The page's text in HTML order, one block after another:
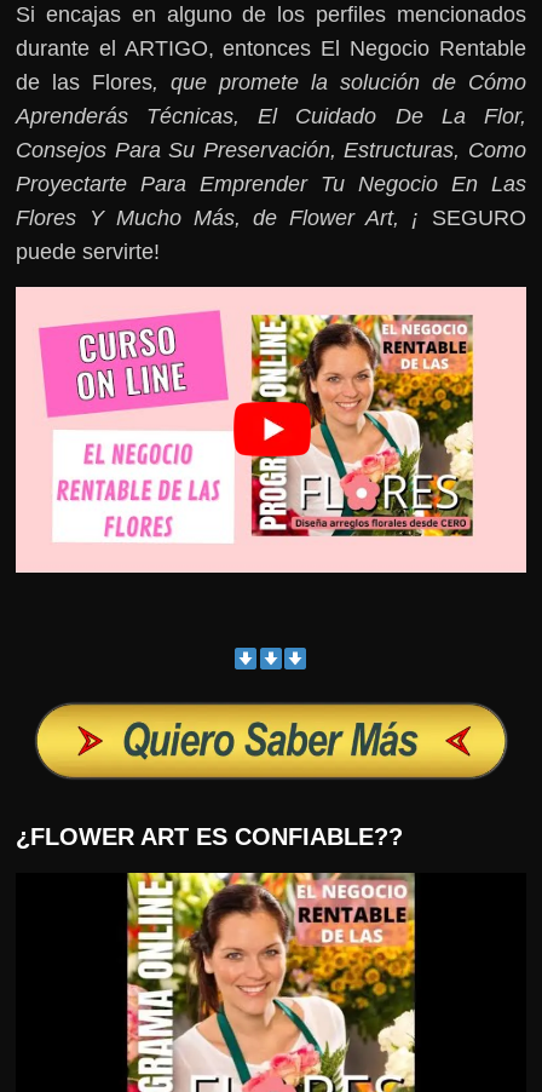
Si encajas en alguno de los perfiles mencionados
durante el ARTIGO, entonces El Negocio Rentable
de las Flores, que promete la solución de Cómo
Aprenderás Técnicas, El Cuidado De La Flor,
Consejos Para Su Preservación, Estructuras, Como
Proyectarte Para Emprender Tu Negocio En Las
Flores Y Mucho Más, de Flower Art, ¡ SEGURO
puede servirte!
¿FLOWER ART ES CONFIABLE??